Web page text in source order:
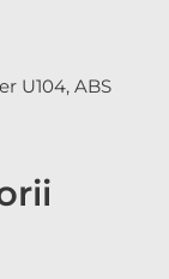
U104, ABS